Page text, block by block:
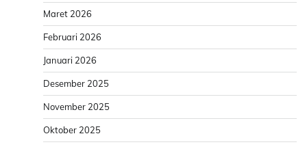
Maret 2026
Februari 2026
Januari 2026
Desember 2025
November 2025
Oktober 2025